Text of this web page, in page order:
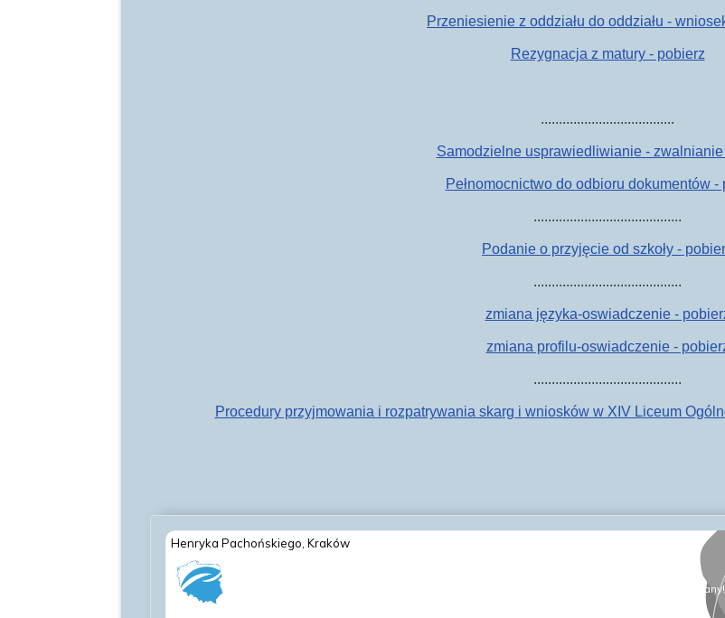
Przeniesienie z oddziału do oddziału -
Rezygnacja z matury - pobierz
.....................................
Samodzielne usprawiedliwianie -
Pełnomocnictwo do odbioru dokumentów -
.........................................
Podanie o przyjęcie od szkoły -
.........................................
zmiana języka-oswiadczenie -
zmiana profilu-oswiadczenie -
.........................................
Procedury przyjmowania i rozpatrywania skarg i wniosków w XIV Liceum